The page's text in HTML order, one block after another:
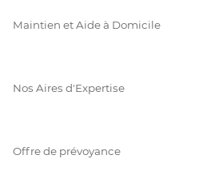
Maintien et Aide à Domicile
Nos Aires d'Expertise
Offre de prévoyance